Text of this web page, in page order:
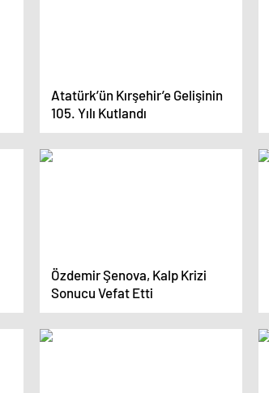
Atatürk’ün Kırşehir’e Gelişinin
105. Yılı Kutlandı
Özdemir Şenova, Kalp Krizi
Sonucu Vefat Etti